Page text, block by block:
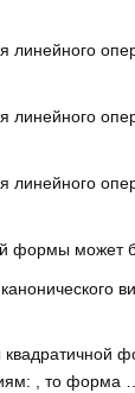
линейного
линейного
линейного
формы может
, то форма